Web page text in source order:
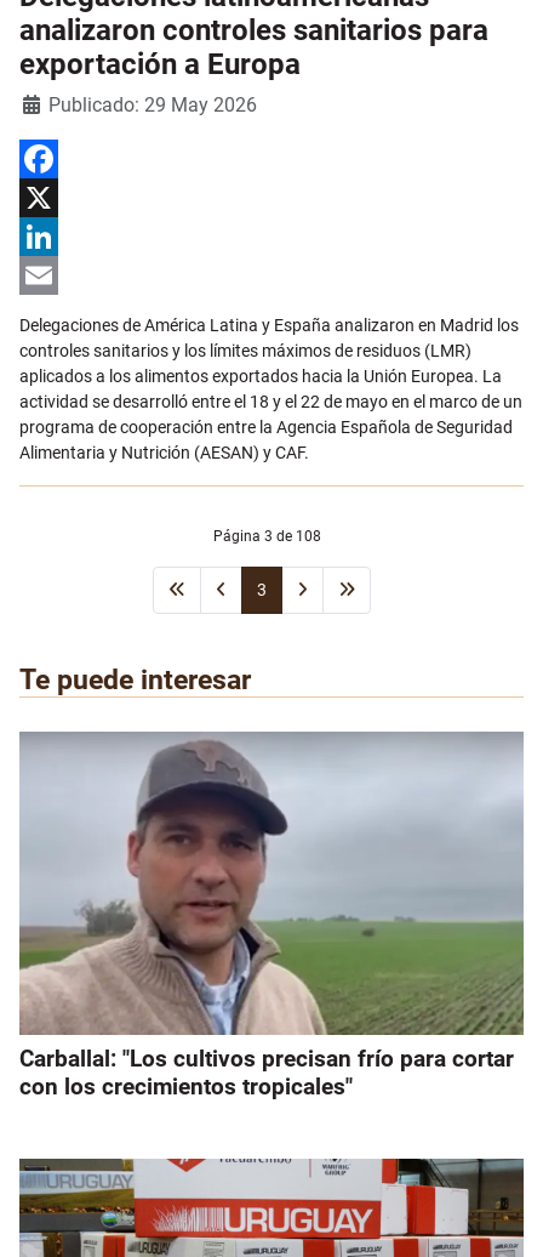
analizaron controles sanitarios para
exportación a Europa
Detalles
Publicado: 29 May 2026
Facebook
X
LinkedIn
Email
Delegaciones de América Latina y España analizaron en Madrid los
controles sanitarios y los límites máximos de residuos (LMR)
aplicados a los alimentos exportados hacia la Unión Europea. La
actividad se desarrolló entre el 18 y el 22 de mayo en el marco de un
programa de cooperación entre la Agencia Española de Seguridad
Alimentaria y Nutrición (AESAN) y CAF.
Página 3 de 108
3
Te puede interesar
Carballal: "Los cultivos precisan frío para cortar
con los crecimientos tropicales"